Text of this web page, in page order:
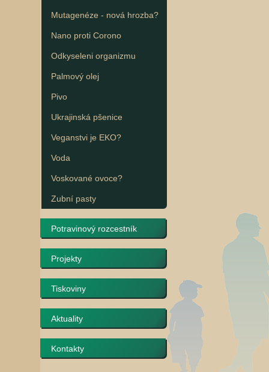
Mutagenéze - nová hrozba?
Nano proti Corono
Odkyseleni organizmu
Palmový olej
Pivo
Ukrajinská pšenice
Veganstvi je EKO?
Voda
Voskované ovoce?
Zubní pasty
Potravinový rozcestník
Projekty
Tiskoviny
Aktuality
Kontakty